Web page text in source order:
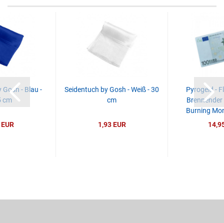
Gosh - Blau -
cm
Seidentuch by Gosh - Weiß - 30
cm
1,93 EUR
Pyrogeld -
Brennender
Burning